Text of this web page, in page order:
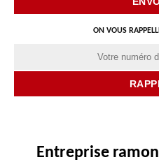
ON VOUS
Entreprise